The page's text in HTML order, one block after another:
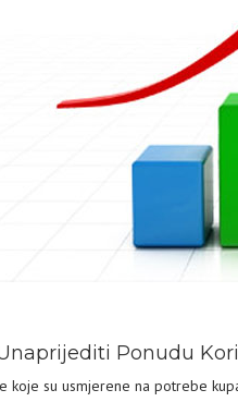
Ponudu
koje su usmjerene na potrebe